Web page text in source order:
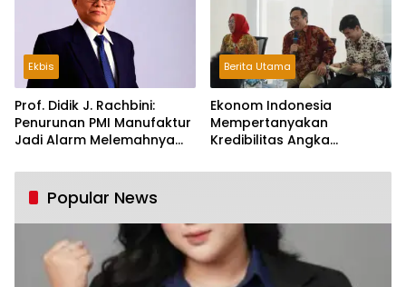
Ekbis
Prof. Didik J. Rachbini:
Penurunan PMI Manufaktur
Jadi Alarm Melemahnya
Berita Utama
Ekonom Indonesia
Mempertanyakan
Kredibilitas Angka
Tumbuh Tapi Rapuh
Popular News